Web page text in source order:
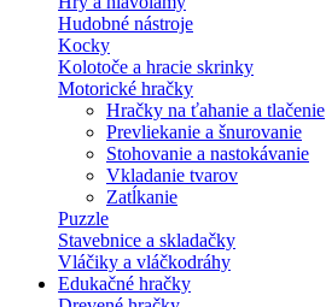
Hudobné nástroje
Kocky
Kolotoče a hracie skrinky
Motorické hračky
Hračky na ťahanie a tlačenie
Prevliekanie a šnurovanie
Stohovanie a nastokávanie
Vkladanie tvarov
Zatĺkanie
Puzzle
Stavebnice a skladačky
Vláčiky a vláčkodráhy
Edukačné hračky